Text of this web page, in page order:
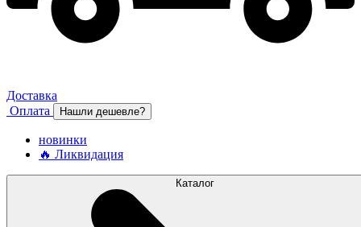
Доставка
Оплата
Нашли дешевле?
новинки
🔥 Ликвидация
Каталог